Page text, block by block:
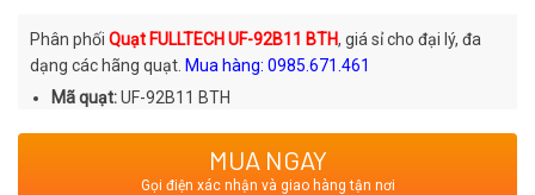
Phân phối Quạt FULLTECH UF-92B11 BTH, giá sỉ cho đại lý, đa
dạng các hãng quạt. Mua hàng: 0985.671.461
Mã quạt:UF-92B11 BTH
Thương hiệu: Quạt AC FULLTECH
MUA NGAY
Gọi điện xác nhận và giao hàng tận nơi